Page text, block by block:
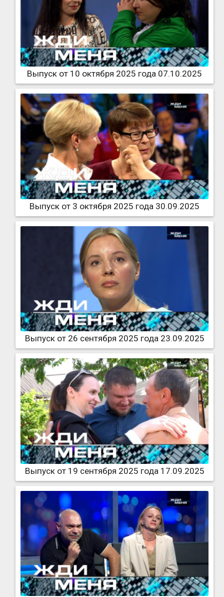
Выпуск от 10 октября 2025 года 07.10.2025
Выпуск от 3 октября 2025 года 30.09.2025
Выпуск от 26 сентября 2025 года 23.09.2025
Выпуск от 19 сентября 2025 года 17.09.2025